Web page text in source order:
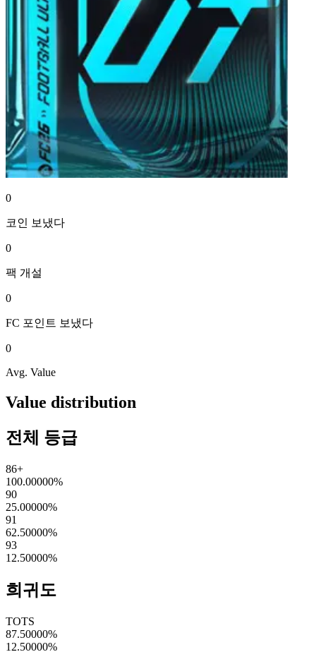
0
코인 보냈다
0
팩 개설
0
FC 포인트 보냈다
0
Avg. Value
Value distribution
전체 등급
86+
100.00000%
90
25.00000%
91
62.50000%
93
12.50000%
희귀도
TOTS
87.50000%
12.50000%